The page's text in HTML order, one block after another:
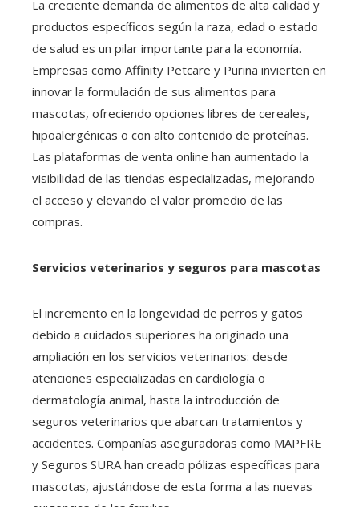
La creciente demanda de alimentos de alta calidad y
productos específicos según la raza, edad o estado
de salud es un pilar importante para la economía.
Empresas como Affinity Petcare y Purina invierten en
innovar la formulación de sus alimentos para
mascotas, ofreciendo opciones libres de cereales,
hipoalergénicas o con alto contenido de proteínas.
Las plataformas de venta online han aumentado la
visibilidad de las tiendas especializadas, mejorando
el acceso y elevando el valor promedio de las
compras.
Servicios veterinarios y seguros para mascotas
El incremento en la longevidad de perros y gatos
debido a cuidados superiores ha originado una
ampliación en los servicios veterinarios: desde
atenciones especializadas en cardiología o
dermatología animal, hasta la introducción de
seguros veterinarios que abarcan tratamientos y
accidentes. Compañías aseguradoras como MAPFRE
y Seguros SURA han creado pólizas específicas para
mascotas, ajustándose de esta forma a las nuevas